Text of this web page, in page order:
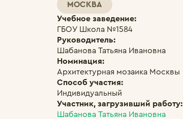
МОСКВА
Учебное заведение:
ГБОУ Школа №1584
Руководитель:
Шабанова Татьяна Ивановна
Номинация:
Архитектурная мозаика Москвы
Способ участия:
Индивидуальный
Участник, загрузивший работу:
Шабанова Татьяна Ивановна